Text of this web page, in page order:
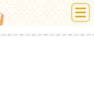
絵本ひろば